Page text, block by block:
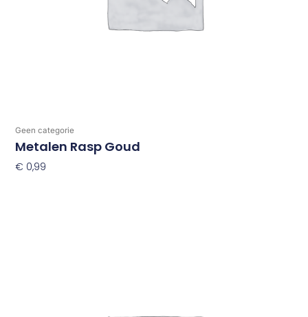
Geen categorie
Metalen Rasp Goud
€ 0,99